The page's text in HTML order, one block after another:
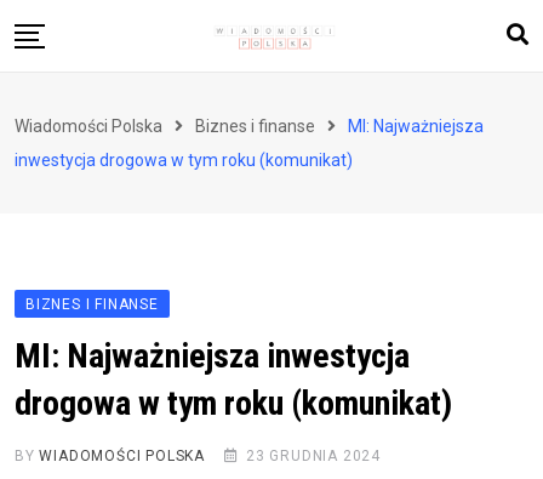
to
Zdrowie i styl życia
Wiadomości Polska Biznes i finanse
MI: Najważniejsza
inwestycja drogowa w tym roku (komunikat)
BIZNES I FINANSE
MI: Najważniejsza inwestycja
drogowa w tym roku (komunikat)
BYWIADOMOŚCI POLSKA
23 GRUDNIA 2024